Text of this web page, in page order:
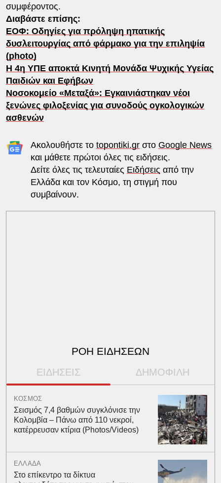
συμφέροντος.
Διαβάστε επίσης:
ΕΟΦ: Οδηγίες για πρόληψη ηπατικής
δυσλειτουργίας από φάρμακο για την επιληψία
(photo)
Η 4η ΥΠΕ αποκτά Κινητή Μονάδα Ψυχικής Υγείας
Παιδιών και Εφήβων
Νοσοκομείο «Μεταξά»: Εγκαινιάστηκαν νέοι
ξενώνες φιλοξενίας για συνοδούς ογκολογικών
ασθενών
Ακολουθήστε το topontiki.grστο Google News
και μάθετε πρώτοι όλες τις ειδήσεις.
Δείτε όλες τις τελευταίες Ειδήσεις από την
Ελλάδα και τον Κόσμο, τη στιγμή που
συμβαίνουν.
ΡΟΗ ΕΙΔΗΣΕΩΝ
ΕΙΔΗΣΕΙΣ ΔΗΜΟΦΙΛΗ
ΚΟΣΜΟΣ
Σεισμός 7,4 βαθμών συγκλόνισε την
Κολομβία – Πάνω από 110 νεκροί,
κατέρρευσαν κτίρια (Photos/Videos)
ΕΛΛΑΔΑ
Στο επίκεντρο τα δίκτυα